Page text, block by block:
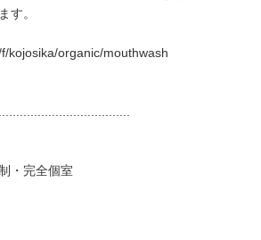
す。
kojosika/organic/mouthwash
・完全個室